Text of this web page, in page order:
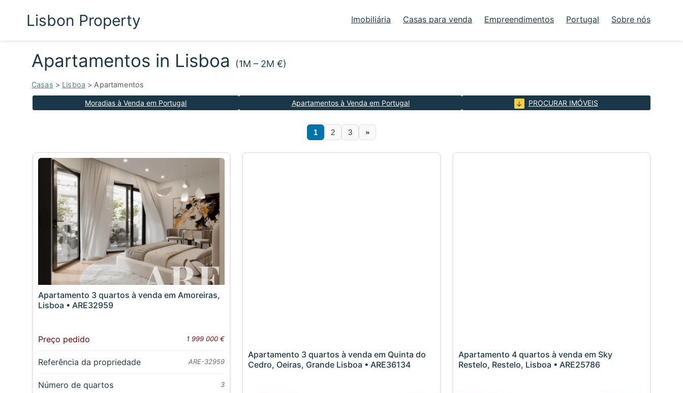
Lisbon Property Imobiliária Casas para venda Empreendimentos Portugal Sobre nós
Apartamentos in Lisboa (1M – 2M €)
Casas > Lisboa > Apartamentos
Moradias à Venda em Portugal Apartamentos à Venda em Portugal PROCURAR IMÓVEIS
1 2 3 »
Apartamento 3 quartos à venda em Amoreiras,
Lisboa • ARE32959
Preço pedido 1 999 000 €
Referência da propriedade ARE-32959
Número de quartos 3
Apartamento 3 quartos à venda em Quinta do
Cedro, Oeiras, Grande Lisboa • ARE36134
Apartamento 4 quartos à venda em Sky
Restelo, Restelo, Lisboa • ARE25786